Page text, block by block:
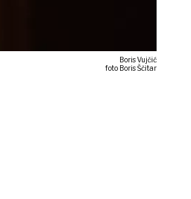
Boris Vujčić
foto Boris Ščitar